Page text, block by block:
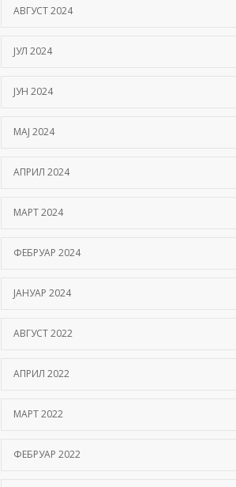
АВГУСТ 2024
ЈУЛ 2024
ЈУН 2024
МАЈ 2024
АПРИЛ 2024
МАРТ 2024
ФЕБРУАР 2024
ЈАНУАР 2024
АВГУСТ 2022
АПРИЛ 2022
МАРТ 2022
ФЕБРУАР 2022